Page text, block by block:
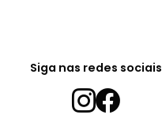
Siga nas redes sociais